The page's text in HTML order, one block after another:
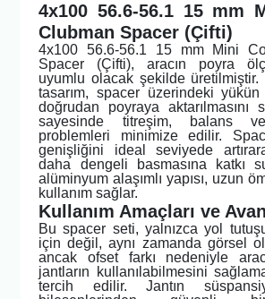
4x100 56.6-56.1 15 mm
Clubman Spacer (Çifti)
4x100 56.6-56.1 15 mm Mini
Spacer (Çifti), aracın poyra
uyumlu olacak şekilde üretilmiştir.
tasarım, spacer üzerindeki
doğrudan poyraya aktarılmasını
sayesinde titreşim, balans
problemleri minimize edilir.
genişliğini ideal seviyede
daha dengeli basmasına katkı
alüminyum alaşımlı yapısı, uzun
kullanım sağlar.
Kullanım Amaçları ve
Bu spacer seti, yalnızca yol
için değil, aynı zamanda görsel
ancak ofset farkı nedeniyle
jantların kullanılabilmesini
tercih edilir. Jantın